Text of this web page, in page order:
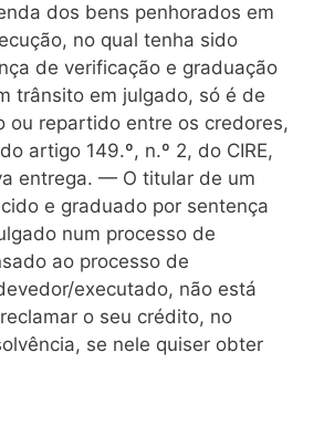
dos bens penhorados em
no qual tenha sido
de verificação e graduação
trânsito em julgado, só é de
ou repartido entre os credores,
artigo 149.º, n.º 2, do CIRE,
entrega. — O titular de um
e graduado por sentença
num processo de
ao processo de
executado, não está
o seu crédito, no
se nele quiser obter